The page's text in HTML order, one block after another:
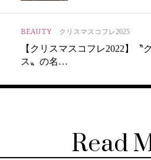
BEAUTY クリスマスコフレ2025
【クリスマスコフレ2022】〝
ス〟の名…
Read